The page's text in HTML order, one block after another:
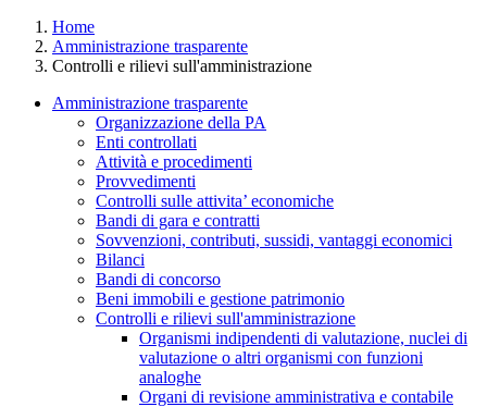
Home
Amministrazione trasparente
Controlli e rilievi sull'amministrazione
Amministrazione trasparente
Organizzazione della PA
Enti controllati
Attività e procedimenti
Provvedimenti
Controlli sulle attivita’ economiche
Bandi di gara e contratti
Sovvenzioni, contributi, sussidi, vantaggi economici
Bilanci
Bandi di concorso
Beni immobili e gestione patrimonio
Controlli e rilievi sull'amministrazione
Organismi indipendenti di valutazione, nuclei di
valutazione o altri organismi con funzioni
analoghe
Organi di revisione amministrativa e contabile